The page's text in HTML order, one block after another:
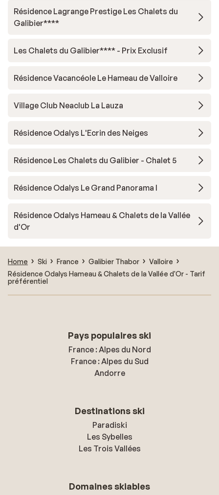
Résidence Lagrange Prestige Les Chalets du
Galibier****
Les Chalets du Galibier**** - Prix Exclusif
Résidence Vacancéole Le Hameau de Valloire
Village Club Neaclub La Lauza
Résidence Odalys L'Ecrin des Neiges
Résidence Les Chalets du Galibier - Chalet 5
Résidence Odalys Le Grand Panorama I
Résidence Odalys Hameau & Chalets de la Vallée
d'Or
Home Ski France Galibier Thabor
Valloire
Résidence Odalys Hameau & Chalets de la Vallée d'Or - Tarif
préférentiel
Pays populaires ski
France : Alpes du Nord
France : Alpes du Sud
Andorre
Destinations ski
Paradiski
Les Sybelles
Les Trois Vallées
Domaines skiables